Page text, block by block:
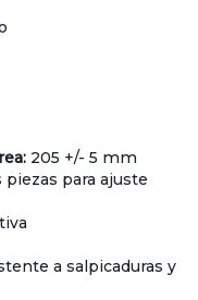
205 +/- 5 mm
para ajuste
a salpicaduras y